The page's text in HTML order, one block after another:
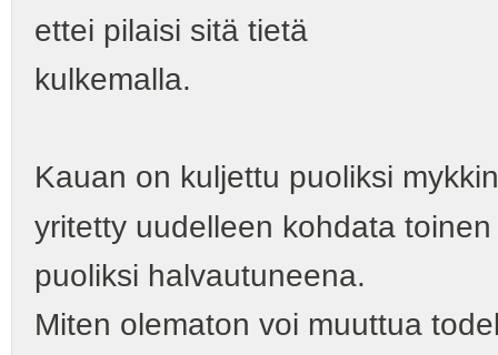
ettei pilaisi sitä tietä
kulkemalla.
Kauan on kuljettu puoliksi
yritetty uudelleen kohdata
puoliksi halvautuneena.
Miten olematon voi muuttua